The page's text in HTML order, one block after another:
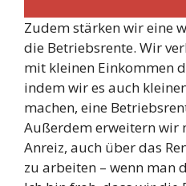
Zudem stärken wir eine
die Betriebsrente. Wir
mit kleinen Einkommen
indem wir es auch
machen, eine
Außerdem erweitern wir
Anreiz, auch über das
zu arbeiten – wenn man